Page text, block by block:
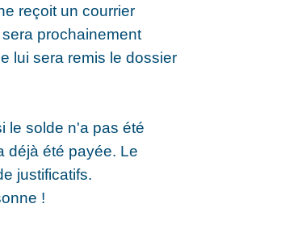
reçoit un courrier
prochainement
lui sera remis le dossier
le solde n'a pas été
déjà été payée. Le
justificatifs.
!